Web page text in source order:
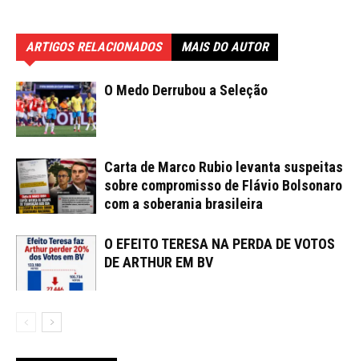
ARTIGOS RELACIONADOS MAIS DO AUTOR
O Medo Derrubou a Seleção
Carta de Marco Rubio levanta suspeitas
sobre compromisso de Flávio Bolsonaro
com a soberania brasileira
O EFEITO TERESA NA PERDA DE VOTOS
DE ARTHUR EM BV